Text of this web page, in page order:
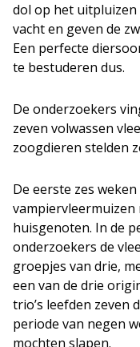
dol op het uitpluizen
vacht en geven de
Een perfecte
te bestuderen dus.
De onderzoekers
zeven volwassen
zoogdieren stelden
De eerste zes
vampiervleermuizen
huisgenoten. In de
onderzoekers de
groepjes van drie,
een van de drie
trio’s leefden zeven
periode van negen
mochten slapen.